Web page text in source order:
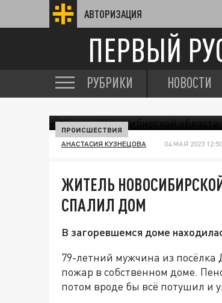
АВТОРИЗАЦИЯ
ПЕРВЫЙ
РУБРИКИ НОВОСТИ
ПРОИСШЕСТВИЯ
АНАСТАСИЯ КУЗНЕЦОВА 04 МАЯ 2023 12:50
ЖИТЕЛЬ
СПАЛИЛ ДОМ
В загоревшемся доме
79-летний мужчина из посёлка
пожар в собственном доме.
потом вроде бы всё потушил и